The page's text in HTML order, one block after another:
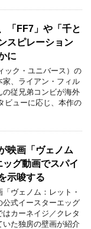
「FF7」や「千と
スピレーション
に
ック・ユニバース）の
家、ライアン・フィル
の従兄弟コンビが海外
ビューに応じ、本作の
映画「ヴェノム
グ動画でスパイ
示唆する
ヴェノム：レット・
公式イースターエッグ
カーネイジ／クレタ
いた独房の壁画が紹介